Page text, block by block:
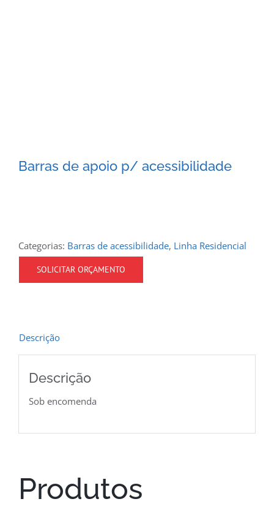
Barras de apoio p/ acessibilidade
Categorias: Barras de acessibilidade, Linha Residencial
SOLICITAR ORÇAMENTO
Descrição
Descrição
Sob encomenda
Produtos